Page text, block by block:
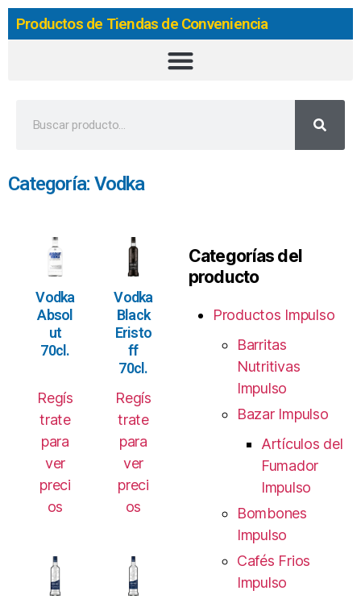
Productos de Tiendas de Conveniencia
Categoría: Vodka
Vodka
Absol
ut
70cl.
Regís
trate
para
ver
preci
os
Vodka
Black
Eristo
ff
70cl.
Regís
trate
para
ver
preci
os
Categorías del
producto
Productos Impulso
Barritas
Nutritivas
Impulso
Bazar Impulso
Artículos del
Fumador
Impulso
Bombones
Impulso
Cafés Frios
Impulso